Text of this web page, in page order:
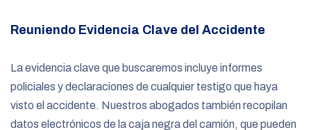
Reuniendo Evidencia Clave del Accidente
La evidencia clave que buscaremos incluye informes
policiales y declaraciones de cualquier testigo que haya
visto el accidente. Nuestros abogados también recopilan
datos electrónicos de la caja negra del camión, que pueden